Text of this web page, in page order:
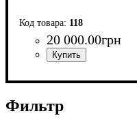
118
20 000.00грн
Фильтр